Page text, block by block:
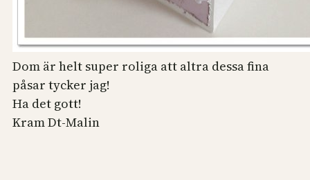
Dom är helt super roliga att altra dessa fina
påsar tycker jag!
Ha det gott!
Kram Dt-Malin